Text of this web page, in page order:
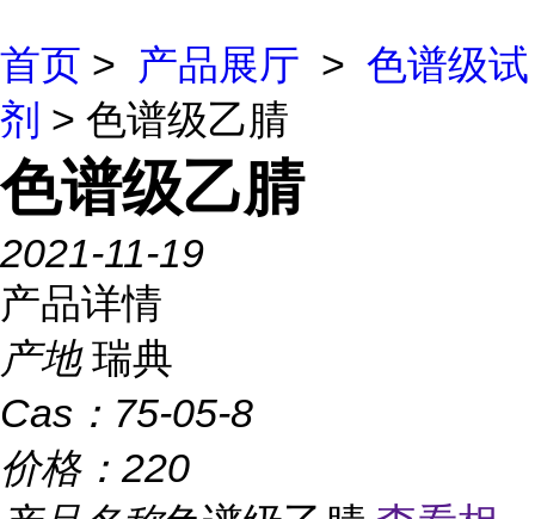
首页 > 产品展厅 > 色谱级试
剂 > 色谱级乙腈
色谱级乙腈
2021-11-19
产品详情
产地 瑞典
Cas： 75-05-8
价格： 220